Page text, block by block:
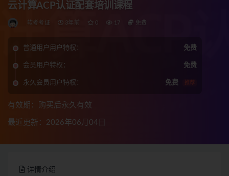
云计算ACP认证配套培训课程
软考考证 3年前 0 17 免费
普通用户用户特权： 免费
会员用户特权： 免费
永久会员用户特权： 免费 推荐
有效期：购买后永久有效
最近更新：2026年06月04日
详情介绍